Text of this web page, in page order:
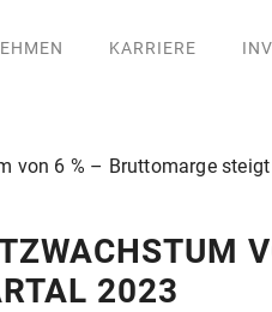
KARRIERE
von 6 % – Bruttomarge
2023